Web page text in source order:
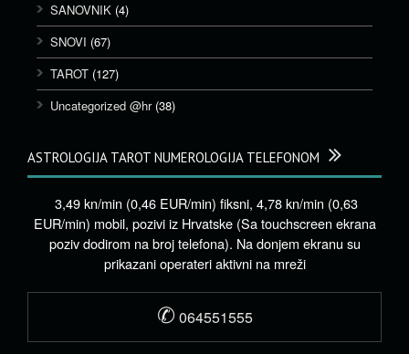
SANOVNIK (4)
SNOVI (67)
TAROT (127)
Uncategorized @hr(38)
ASTROLOGIJA TAROT NUMEROLOGIJA TELEFONOM
3,49 kn/min (0,46 EUR/min) fiksni, 4,78 kn/min (0,63
EUR/min) mobil, pozivi iz Hrvatske (Sa touchscreen ekrana
poziv dodirom na broj telefona). Na donjem ekranu su
prikazani operateri aktivni na mreži
✆ 064551555